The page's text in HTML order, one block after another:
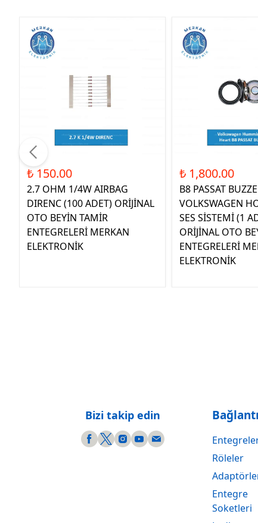
₺ 150.00
2.7 OHM 1/4W AIRBAG
DIRENC (100 ADET) ORİJİNAL
OTO BEYİN TAMİR
ENTEGRELERİ MERKAN
ELEKTRONİK
₺ 1,800.00
B8 PASSAT
VOLKSWAGEN
SES SİSTEMİ (1
ORİJİNAL OTO
ENTEGRELERİ
ELEKTRONİK
Bizi takip edin
Röleler
Entegre
Soketleri